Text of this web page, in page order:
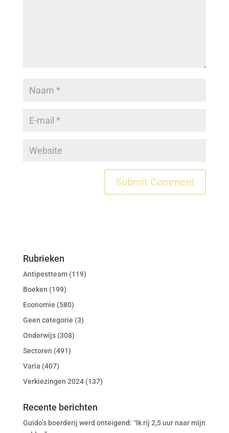
Rubrieken
Antipestteam(119)
Boeken (199)
Economie (580)
Geen categorie (3)
Onderwijs(308)
Sectoren (491)
Varia (407)
Verkiezingen 2024(137)
Recente berichten
Guido’s boerderij werd onteigend: “Ik rij 2,5 uur naar mijn